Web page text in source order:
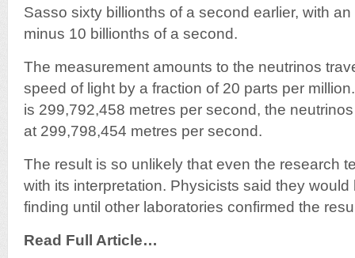
Sasso sixty billionths of a second earlier, with
minus 10 billionths of a second.
The measurement amounts to the neutrinos
speed of light by a fraction of 20 parts per
is 299,792,458 metres per second, the
at 299,798,454 metres per second.
The result is so unlikely that even the research
with its interpretation. Physicists said they
finding until other laboratories confirmed the
Read Full Article…